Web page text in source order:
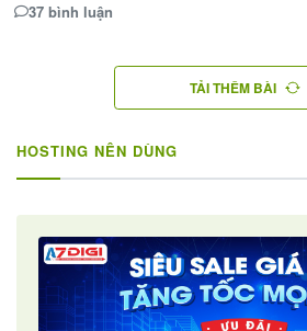
37 bình luận
TẢI THÊM BÀI
HOSTING NÊN DÙNG